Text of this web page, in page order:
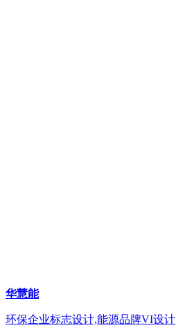
华慧能
环保企业标志设计,能源品牌VI设计